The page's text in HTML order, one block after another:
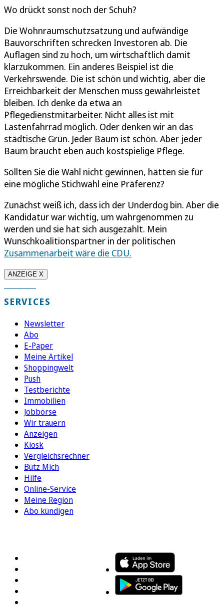
Wo drückt sonst noch der Schuh?
Die Wohnraumschutzsatzung und aufwändige
Bauvorschriften schrecken Investoren ab. Die
Auflagen sind zu hoch, um wirtschaftlich damit
klarzukommen. Ein anderes Beispiel ist die
Verkehrswende. Die ist schön und wichtig, aber die
Erreichbarkeit der Menschen muss gewährleistet
bleiben. Ich denke da etwa an
Pflegedienstmitarbeiter. Nicht alles ist mit
Lastenfahrrad möglich. Oder denken wir an das
städtische Grün. Jeder Baum ist schön. Aber jeder
Baum braucht eben auch kostspielige Pflege.
Sollten Sie die Wahl nicht gewinnen, hätten sie für
eine mögliche Stichwahl eine Präferenz?
Zunächst weiß ich, dass ich der Underdog bin. Aber die
Kandidatur war wichtig, um wahrgenommen zu
werden und sie hat sich ausgezahlt. Mein
Wunschkoalitionspartner in der politischen
Zusammenarbeit wäre die CDU.
ANZEIGE X
SERVICES
Newsletter
Abo
E-Paper
Meine Artikel
Shoppingwelt
Push
Testberichte
Immobilien
Jobbörse
Wir trauern
Anzeigen
Kiosk
Vergleichsrechner
Bütz Mich
Hilfe
Online-Service
Meine Region
Abo kündigen